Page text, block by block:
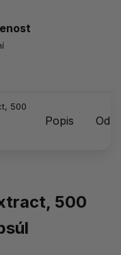
500
Popis
500